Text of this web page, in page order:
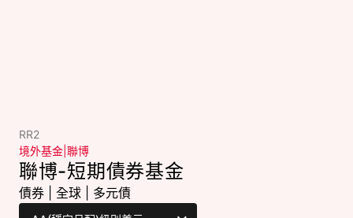
RR2
境外基金 聯博
聯博-短期債券基金
債券 全球 多元債